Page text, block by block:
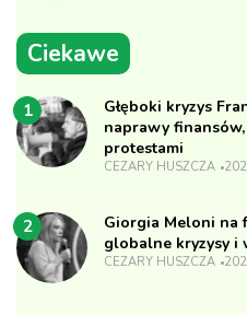
Ciekawe
1
Głęboki kryzys
naprawy
protestami
CEZARY HUSZCZA
2
Giorgia Meloni na
globalne kryzysy i
CEZARY HUSZCZA